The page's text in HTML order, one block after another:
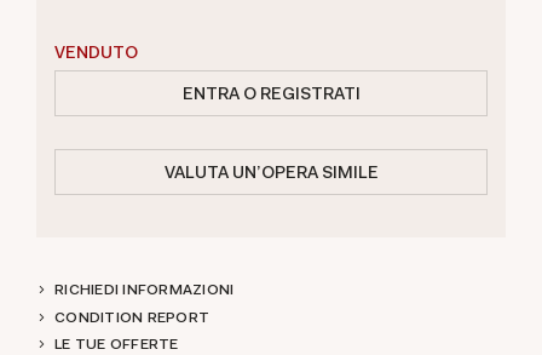
VENDUTO
ENTRA O REGISTRATI
VALUTA UN'OPERA SIMILE
RICHIEDI INFORMAZIONI
CONDITION REPORT
LE TUE OFFERTE